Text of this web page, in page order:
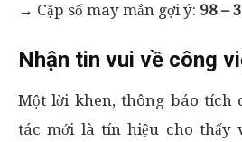
→ Cặp số may mắn gợi ý: 98 –
Nhận tin vui về công
Một lời khen, thông báo tích
tác mới là tín hiệu cho thấy